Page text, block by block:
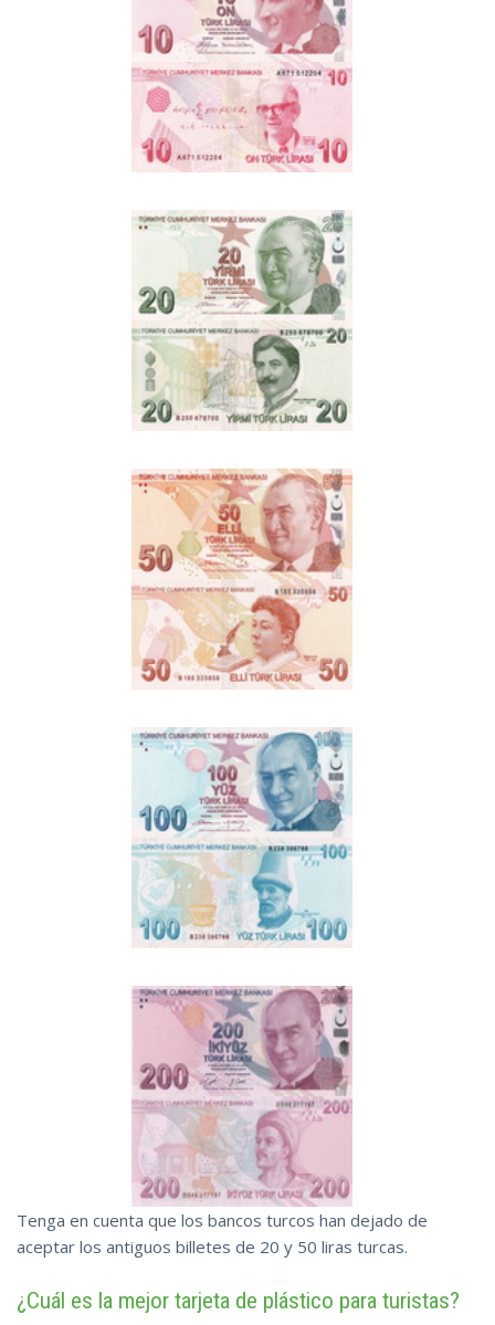
Tenga en cuenta que los bancos turcos han dejado de
aceptar los antiguos billetes de 20 y 50 liras turcas.
¿Cuál es la mejor tarjeta de plástico para turistas?